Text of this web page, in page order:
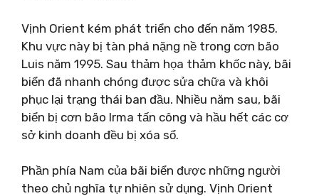
Vịnh Orient kém phát triển cho đến năm 1985.
Khu vực này bị tàn phá nặng nề trong cơn bão
Luis năm 1995. Sau thảm họa thảm khốc này, bãi
biển đã nhanh chóng được sửa chữa và khôi
phục lại trạng thái ban đầu. Nhiều năm sau, bãi
biển bị cơn bão Irma tấn công và hầu hết các cơ
sở kinh doanh đều bị xóa sổ.
Phần phía Nam của bãi biển được những người
theo chủ nghĩa tự nhiên sử dụng. Vịnh Orient